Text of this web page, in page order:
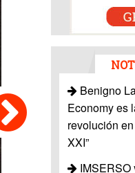
Benigno
Economy es
revolución
XXI”
IMSERSO